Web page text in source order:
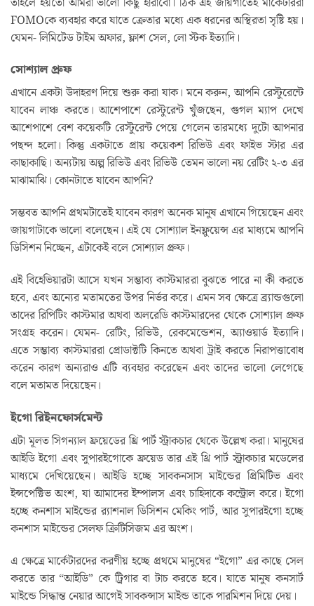
FOMOকে ব্যবহার করে যাতে ক্রেতার মধ্যে এক ধরনের অস্থিরতা সৃষ্টি হয়।
যেমন- লিমিটেড টাইম অফার, ফ্লাশ সেল, লো স্টক ইত্যাদি।
সোশ্যাল প্রুফ
এখানে একটা উদাহরণ দিয়ে শুরু করা যাক। মনে করুন, আপনি রেস্টুরেন্টে
যাবেন লাঞ্চ করতে। আশেপাশে রেস্টুরেন্ট খুঁজছেন, গুগল ম্যাপ দেখে
আশেপাশে বেশ কয়েকটি রেস্টুরেন্ট পেয়ে গেলেন তারমধ্যে দুটো আপনার
পছন্দ হলো। কিন্তু একটাতে প্রায় কয়েকশ রিভিউ এবং ফাইভ স্টার এর
কাছাকাছি। অন্যটায় অল্প রিভিউ এবং রিভিউ তেমন ভালো নয় রেটিং ২-৩ এর
মাঝামাঝি। কোনটাতে যাবেন আপনি?
সম্ভবত আপনি প্রথমটাতেই যাবেন কারণ অনেক মানুষ এখানে গিয়েছেন এবং
জায়গাটাকে ভালো বলেছেন। এই যে সোশ্যাল ইনফ্লুয়েন্স এর মাধ্যমে আপনি
ডিসিশন নিচ্ছেন, এটাকেই বলে সোশ্যাল প্রুফ।
এই বিহেভিয়ারটা আসে যখন সম্ভাব্য কাস্টমাররা বুঝতে পারে না কী করতে
হবে, এবং অন্যের মতামতের উপর নির্ভর করে। এমন সব ক্ষেত্রে ব্র্যান্ডগুলো
তাদের রিপিটিং কাস্টমার অথবা অলরেডি কাস্টমারদের থেকে সোশ্যাল প্রুফ
সংগ্রহ করেন। যেমন- রেটিং, রিভিউ, রেকমেন্ডেশন, অ্যাওয়ার্ড ইত্যাদি।
এতে সম্ভাব্য কাস্টমাররা প্রোডাক্টটি কিনতে অথবা ট্রাই করতে নিরাপত্তাবোধ
করেন কারণ অন্যরাও এটি ব্যবহার করেছেন এবং তাদের ভালো লেগেছে
বলে মতামত দিয়েছেন।
ইগো রিইনফোর্সমেন্ট
এটা মূলত সিগন্যাল ফ্রয়েডের থ্রি পার্ট স্ট্রাকচার থেকে উল্লেখ করা। মানুষের
আইডি ইগো এবং সুপারইগোকে ফ্রয়েড তার এই থ্রি পার্ট স্ট্রাকচার মডেলের
মাধ্যমে দেখিয়েছেন। আইডি হচ্ছে সাবকনসাস মাইন্ডের প্রিমিটিভ এবং
ইন্সপেক্টিভ অংশ, যা আমাদের ইম্পালস এবং চাহিদাকে কন্ট্রোল করে। ইগো
হচ্ছে কনশাস মাইন্ডের র‍্যাশনাল ডিসিশন মেকিং পার্ট, আর সুপারইগো হচ্ছে
কনশাস মাইন্ডের সেলফ ক্রিটিসিজম এর অংশ।
এ ক্ষেত্রে মার্কেটারদের করণীয় হচ্ছে প্রথমে মানুষের “ইগো” এর কাছে সেল
করতে তার “আইডি” কে ট্রিগার বা টাচ করতে হবে। যাতে মানুষ কনসার্ট
মাইন্ডে সিদ্ধান্ত নেয়ার আগেই সাবকন্সাস মাইন্ড তাকে পারমিশন দিয়ে দেয়।